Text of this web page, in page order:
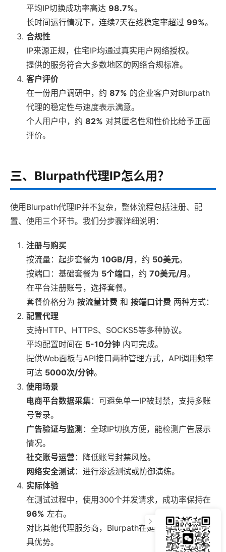
平均IP切换成功率高达 98.7%。
长时间运行情况下，连续7天在线稳定率超过 99%。
合规性
IP来源正规，住宅IP均通过真实用户网络授权。
提供的服务符合大多数地区的网络合规标准。
客户评价
在一份用户调研中，约 87% 的企业客户对Blurpath
代理的稳定性与速度表示满意。
个人用户中，约 82% 对其匿名性和性价比给予正面
评价。
三、Blurpath代理IP怎么用？
使用Blurpath代理IP并不复杂，整体流程包括注册、配
置、使用三个环节。我们分步骤详细说明：
注册与购买
按流量：起步套餐为 10GB/月 ，约 50美元。
按端口：基础套餐为 5个端口，约 70美元/月 。
在平台注册账号，选择套餐。
套餐价格分为 按流量计费 和 按端口计费 两种方式：
配置代理
支持HTTP、HTTPS、SOCKS5等多种协议。
平均配置时间在 5-10分钟 内可完成。
提供Web面板与API接口两种管理方式，API调用频率
可达 5000次/分钟。
使用场景
电商平台数据采集：可避免单一IP被封禁，支持多账
号登录。
广告验证与监测 ：全球IP切换方便，能检测广告展示
情况。
社交账号运营：降低账号封禁风险。
网络安全测试：进行渗透测试或防御演练。
实际体验
在测试过程中，使用300个并发请求，成功率保持在
96% 左右。
对比其他代理服务商，Blurpath在延迟和封禁率上更
具优势。